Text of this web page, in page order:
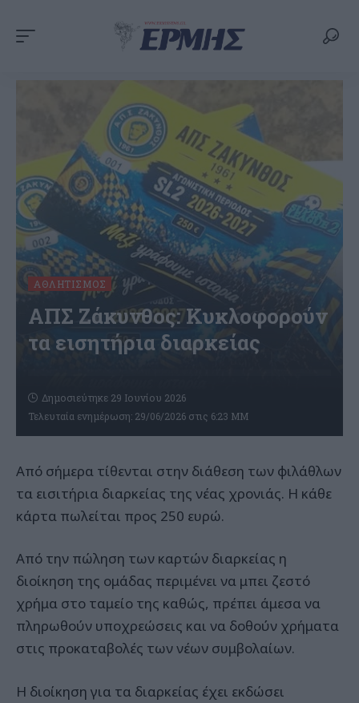
ΑΘΛΗΤΙΣΜΌΣ
ΑΠΣ Ζάκυνθος: Κυκλοφορούν
τα εισητήρια διαρκείας
Τελευταία ενημέρωση: 29/06/2026 στις 6:23 ΜΜ
Δημοσιεύτηκε 29 Ιουνίου 2026
Από σήμερα τίθενται στην διάθεση των φιλάθλων
τα εισιτήρια διαρκείας της νέας χρονιάς. Η κάθε
κάρτα πωλείται προς 250 ευρώ.
Από την πώληση των καρτών διαρκείας η
διοίκηση της ομάδας περιμένει να μπει ζεστό
χρήμα στο ταμείο της καθώς, πρέπει άμεσα να
πληρωθούν υποχρεώσεις και να δοθούν χρήματα
στις προκαταβολές των νέων συμβολαίων.
Η διοίκηση για τα διαρκείας έχει εκδώσει